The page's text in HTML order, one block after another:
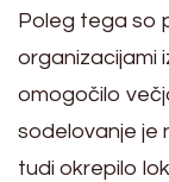
Poleg tega so
organizacijami
omogočilo
sodelovanje je
tudi okrepilo